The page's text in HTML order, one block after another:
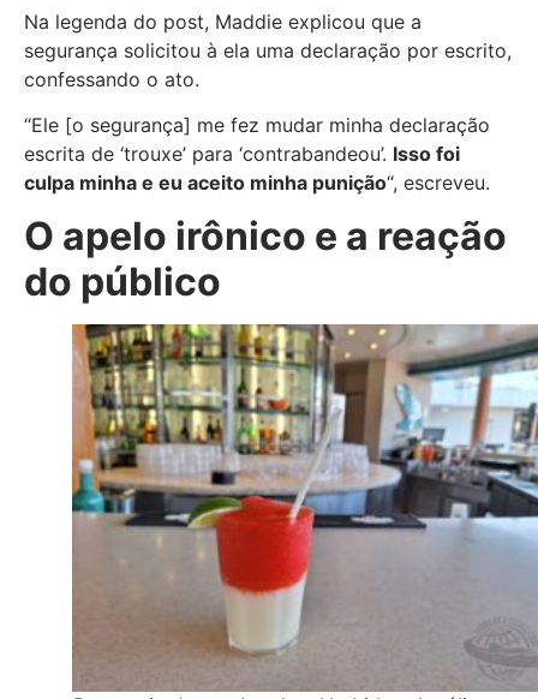
Na legenda do post, Maddie explicou que a
segurança solicitou à ela uma declaração por escrito,
confessando o ato.
“Ele [o segurança] me fez mudar minha declaração
escrita de ‘trouxe’ para ‘contrabandeou’. Isso foi
culpa minha e eu aceito minha punição“, escreveu.
O apelo irônico e a reação
do público